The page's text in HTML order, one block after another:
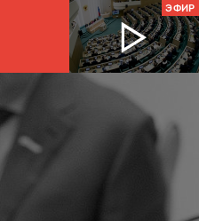
ЭФИР